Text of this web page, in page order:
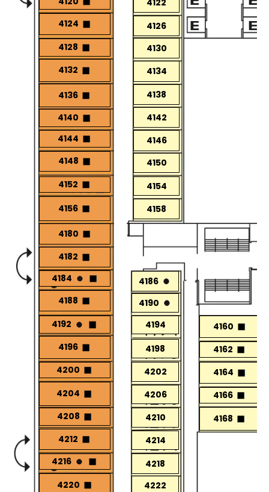
4124
4126
4128
4130
4132
4134
4136
4138
4140
4142
4144
4146
4148
4150
4152
4154
4156
4158
4160
4162
4164
4166
4168
4180
4182
4184
4186
4188
4190
4192
4194
4196
4198
4200
4202
4204
4206
4208
4210
4212
4214
4216
4218
4220
4222